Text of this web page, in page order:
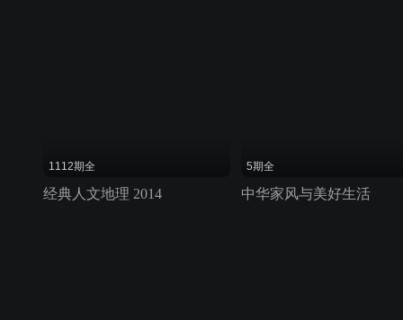
1112期全
经典人文地理 2014
5期全
中华家风与美好生活